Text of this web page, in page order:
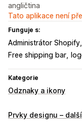
angličtina
Tato aplikace není
Funguje s:
Administrátor Shopify
Free shipping bar
Kategorie
Odznaky a ikony
Typy ikon
Prvky designu – další